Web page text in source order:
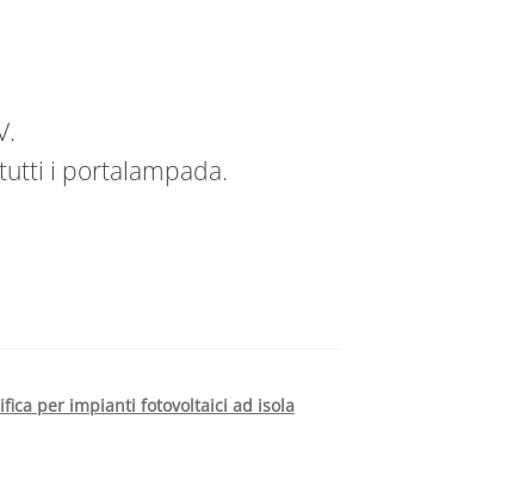
i portalampada.
per impianti fotovoltaici ad isola